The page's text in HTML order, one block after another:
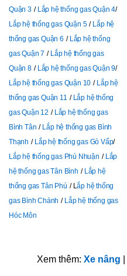
Quận 3
Lắp hệ thống gas Quận 4
Lắp hệ thống gas Quận 5
Lắp hệ
thống gas Quận 6
Lắp hệ thống
gas Quận 7
Lắp hệ thống gas
Quận 8
Lắp hệ thống gas Quận 9
Lắp hệ thống gas Quận 10
Lắp hệ
thống gas Quận 11
Lắp hệ thống
gas Quận 12
Lắp hệ thống gas
Bình Tân
Lắp hệ thống gas Bình
Thạnh
Lắp hệ thống gas Gò Vấp
Lắp hệ thống gas Phú Nhuận
Lắp
hệ thống gas Tân Bình
Lắp hệ
thống gas Tân Phú
Lắp hệ thống
gas Bình Chánh
Lắp hệ thống gas
Hóc Môn
Xem thêm: Xe nâng